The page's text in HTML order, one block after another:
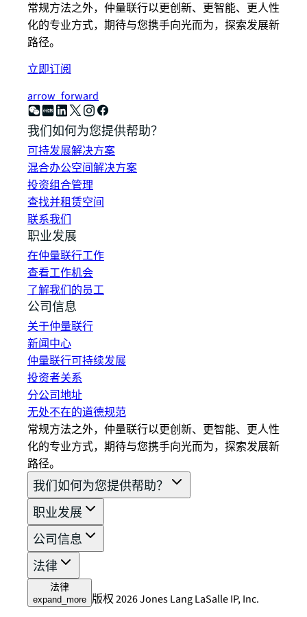
常规方法之外，仲量联行以更创新、更智能、更人性
化的专业方式，期待与您携手向光而为，探索发展新
路径。
立即订阅
arrow_forward
我们如何为您提供帮助？
可持发展解决方案
混合办公空间解决方案
投资组合管理
查找并租赁空间
联系我们
职业发展
在仲量联行工作
查看工作机会
了解我们的员工
公司信息
关于仲量联行
新闻中心
仲量联行可持续发展
投资者关系
分公司地址
无处不在的道德规范
常规方法之外，仲量联行以更创新、更智能、更人性
化的专业方式，期待与您携手向光而为，探索发展新
路径。
我们如何为您提供帮助？
职业发展
公司信息
法律
法律
expand_more 版权 2026 Jones Lang LaSalle IP, Inc.